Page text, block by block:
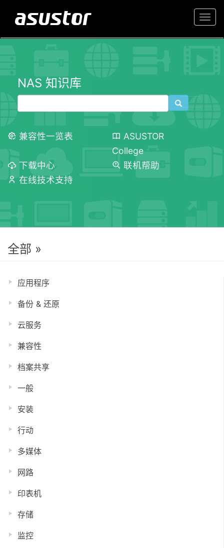
NAS 知识库
兼容性一览表
ASUSTOR
College
下载中心
联机帮助
在线技术支持
全部 »
应用程序
备份 & 还原
云服务
兼容性
档案共享
一般
安装
行动
多媒体
网路
印表机
存储
监控